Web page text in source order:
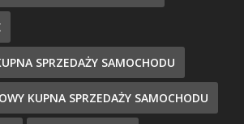
SPRZEDAŻY SAMOCHODU
KUPNA SPRZEDAŻY SAMOCHODU